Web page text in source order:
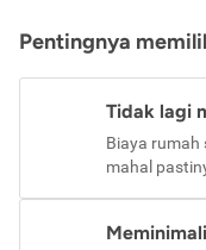
Pentingnya
Tidak lagi
Biaya rumah
mahal